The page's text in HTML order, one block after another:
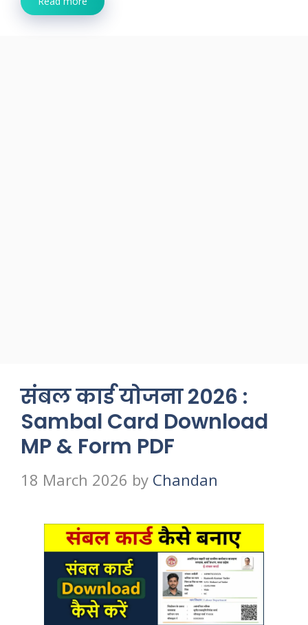
संबल कार्ड योजना 2026 :
Sambal Card Download
MP & Form PDF
18 March 2026 by Chandan